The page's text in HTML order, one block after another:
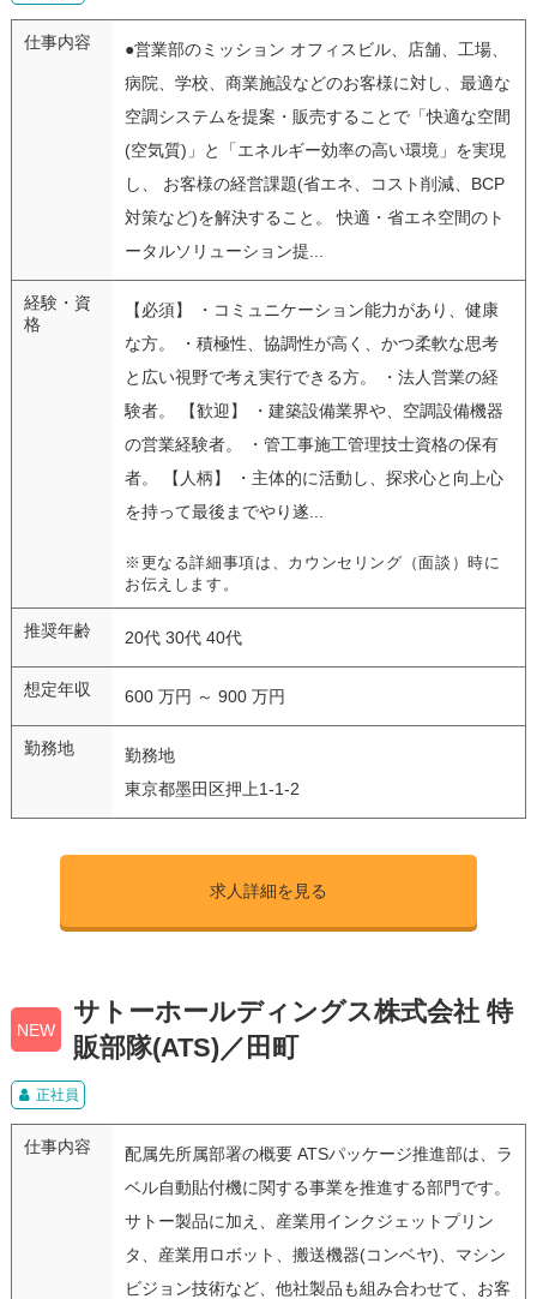
仕事内容
●営業部のミッション オフィスビル、店舗、工場、
病院、学校、商業施設などのお客様に対し、最適な
空調システムを提案・販売することで「快適な空間
(空気質)」と「エネルギー効率の高い環境」を実現
し、 お客様の経営課題(省エネ、コスト削減、BCP
対策など)を解決すること。 快適・省エネ空間のト
ータルソリューション提...
経験・資
格
【必須】 ・コミュニケーション能力があり、健康
な方。 ・積極性、協調性が高く、かつ柔軟な思考
と広い視野で考え実行できる方。 ・法人営業の経
験者。 【歓迎】 ・建築設備業界や、空調設備機器
の営業経験者。 ・管工事施工管理技士資格の保有
者。 【人柄】 ・主体的に活動し、探求心と向上心
を持って最後までやり遂...
※更なる詳細事項は、カウンセリング（面談）時に
お伝えします。
推奨年齢 20代 30代 40代
想定年収 600 万円 ～ 900 万円
勤務地
勤務地
東京都墨田区押上1-1-2
求人詳細を見る
NEW
サトーホールディングス株式会社 特
販部隊(ATS)／田町
正社員
仕事内容
配属先所属部署の概要 ATSパッケージ推進部は、ラ
ベル自動貼付機に関する事業を推進する部門です。
サトー製品に加え、産業用インクジェットプリン
タ、産業用ロボット、搬送機器(コンベヤ)、マシン
ビジョン技術など、他社製品も組み合わせて、お客